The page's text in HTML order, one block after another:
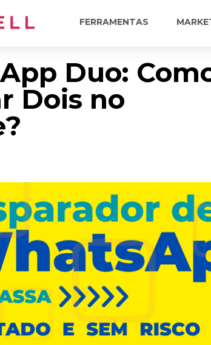
FERRAMENTAS
Duo:
Dois no